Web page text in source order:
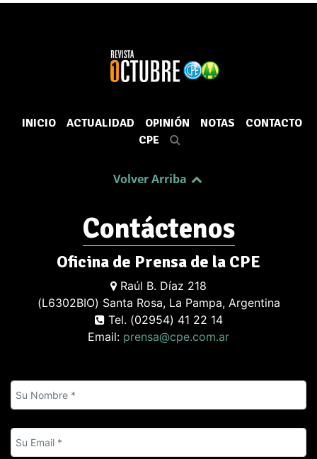
INICIO ACTUALIDAD OPINIÓN NOTAS
CONTACTO
CPE
Volver Arriba
Contáctenos
Oficina de Prensa de la CPE
Raúl B. Díaz 218
(L6302BIO) Santa Rosa, La Pampa, Argentina
Tel. (02954) 41 22 14
Email: prensa@cpe.com.ar